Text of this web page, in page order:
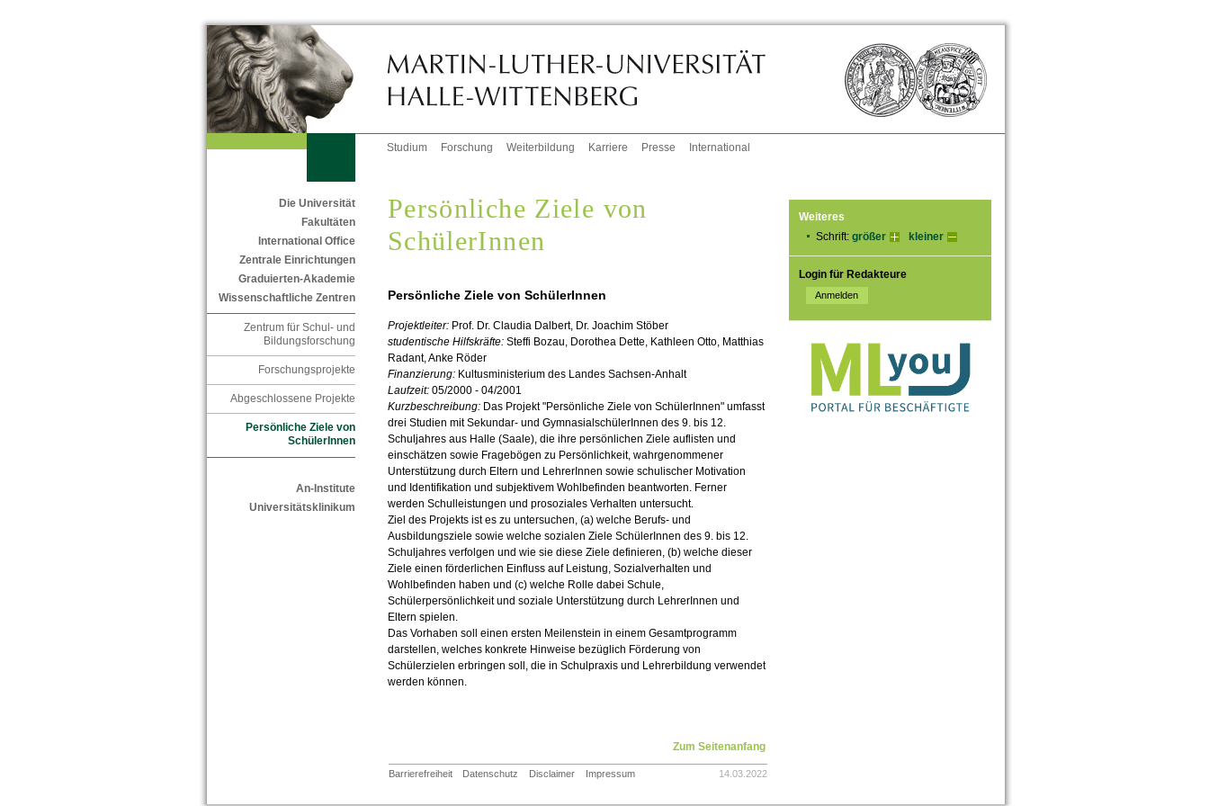
Studium Forschung Weiterbildung Karriere Presse International
Die Universität
Fakultäten
International Office
Zentrale Einrichtungen
Graduierten-Akademie
Wissenschaftliche Zentren
Zentrum für Schul- und
Bildungsforschung
Forschungsprojekte
Abgeschlossene Projekte
Persönliche Ziele von
SchülerInnen
An-Institute
Universitätsklinikum
Weiteres
Schrift: größer kleiner
Login für Redakteure
Persönliche Ziele von
SchülerInnen
Persönliche Ziele von SchülerInnen
Projektleiter:Prof. Dr. Claudia Dalbert, Dr. Joachim Stöber
studentische Hilfskräfte:Steffi Bozau, Dorothea Dette, Kathleen Otto, Matthias
Radant, Anke Röder
Finanzierung:Kultusministerium des Landes Sachsen-Anhalt
Laufzeit:05/2000 - 04/2001
Kurzbeschreibung:Das Projekt "Persönliche Ziele von SchülerInnen" umfasst
drei Studien mit Sekundar- und GymnasialschülerInnen des 9. bis 12.
Schuljahres aus Halle (Saale), die ihre persönlichen Ziele auflisten und
einschätzen sowie Fragebögen zu Persönlichkeit, wahrgenommener
Unterstützung durch Eltern und LehrerInnen sowie schulischer Motivation
und Identifikation und subjektivem Wohlbefinden beantworten. Ferner
werden Schulleistungen und prosoziales Verhalten untersucht.
Ziel des Projekts ist es zu untersuchen, (a) welche Berufs- und
Ausbildungsziele sowie welche sozialen Ziele SchülerInnen des 9. bis 12.
Schuljahres verfolgen und wie sie diese Ziele definieren, (b) welche dieser
Ziele einen förderlichen Einfluss auf Leistung, Sozialverhalten und
Wohlbefinden haben und (c) welche Rolle dabei Schule,
Schülerpersönlichkeit und soziale Unterstützung durch LehrerInnen und
Eltern spielen.
Das Vorhaben soll einen ersten Meilenstein in einem Gesamtprogramm
darstellen, welches konkrete Hinweise bezüglich Förderung von
Schülerzielen erbringen soll, die in Schulpraxis und Lehrerbildung verwendet
werden können.
Zum Seitenanfang
Barrierefreiheit Datenschutz Disclaimer Impressum 14.03.2022